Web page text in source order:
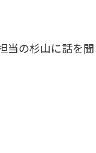
の杉山に話を聞